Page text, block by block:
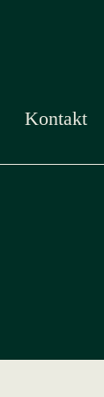
Kontakt